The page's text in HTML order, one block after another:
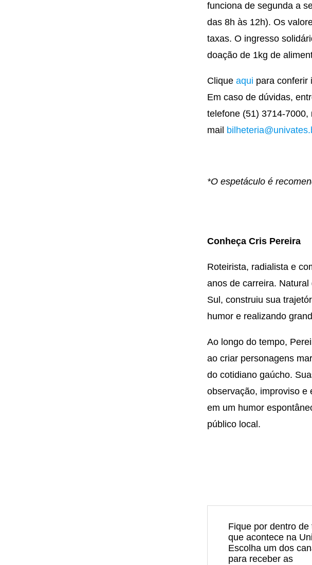
funciona de segunda a
das 8h às 12h). Os
taxas. O ingresso
doação de 1kg de
Cliqueaqui para conferir
Em caso de dúvidas,
telefone (51) 3714-
mail
*O espetáculo é
Conheça Cris Pereira
Roteirista, radialista e
anos de carreira.
Sul, construiu sua
humor e realizando
Ao longo do tempo,
ao criar personagens
do cotidiano gaúcho.
observação, improviso e
em um humor
público local.
Fique por dentro de
que acontece na
Escolha um dos
para receber as